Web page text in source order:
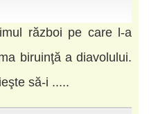
război pe care l-a
biruinţă a diavolului.
să-i .....